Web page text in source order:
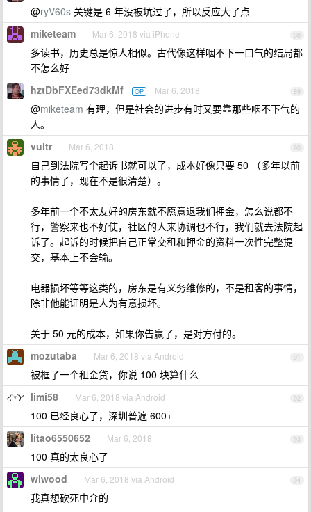
@ryV60s 关键是 6 年没被坑过了，所以反应大了点
88
miketeam Mar 6, 2018 via iPhone
多读书，历史总是惊人相似。古代像这样咽不下一口气的结局都
不怎么好
89
hztDbFXEed73dkMf OP Mar 6, 2018
@miketeam 有理，但是社会的进步有时又要靠那些咽不下气的
人。
90
vultr Mar 6, 2018
自己到法院写个起诉书就可以了，成本好像只要 50 （多年以前
的事情了，现在不是很清楚）。
多年前一个不太友好的房东就不愿意退我们押金，怎么说都不
行，警察来也不好使，社区的人来协调也不行，我们就去法院起
诉了。起诉的时候把自己正常交租和押金的资料一次性完整提
交，基本上不会输。
电器损坏等等这类的，房东是有义务维修的，不是租客的事情，
除非他能证明是人为有意损坏。
关于 50 元的成本，如果你告赢了，是对方付的。
91
mozutaba Mar 6, 2018 via Android
被框了一个租金贷，你说 100 块算什么
92
limi58 Mar 6, 2018 via Android
100 已经良心了，深圳普遍 600+
93
litao6550652 Mar 6, 2018
100 真的太良心了
94
wlwood Mar 6, 2018 via Android
我真想砍死中介的